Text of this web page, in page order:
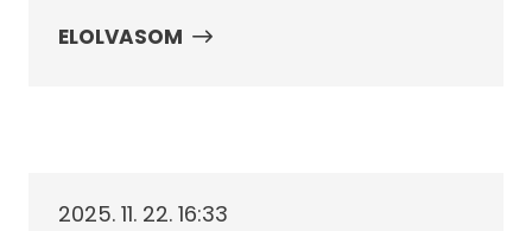
ELOLVASOM
2025. 11. 22. 16:33